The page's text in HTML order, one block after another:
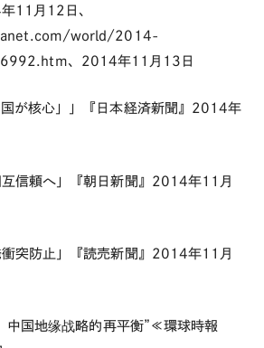
11月12日、
world/2014-
、2014年11月13日
が核心」」『日本経済新聞』2014年
信頼へ」『朝日新聞』2014年11月
突防止」『読売新聞』2014年11月
中国地缘战略的再平衡”≪環球時報